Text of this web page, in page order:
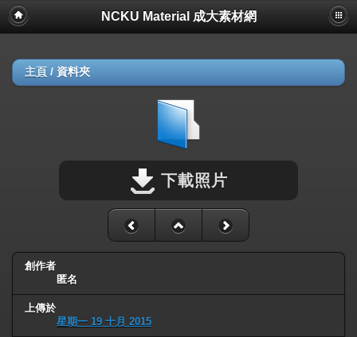
NCKU Material 成大素材網
主頁 / 資料夾
下載照片
創作者
匿名
上傳於
星期一 19 十月 2015